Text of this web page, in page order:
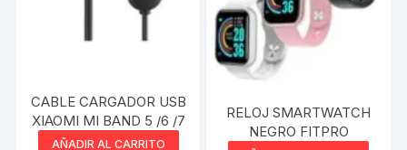
CABLE CARGADOR USB
XIAOMI MI BAND 5 /6 /7
AÑADIR AL CARRITO
RELOJ SMARTWATCH
NEGRO FITPRO